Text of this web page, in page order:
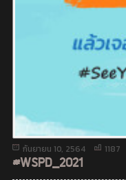
กันยายน 10, 2564 1187
#WSPD_2021